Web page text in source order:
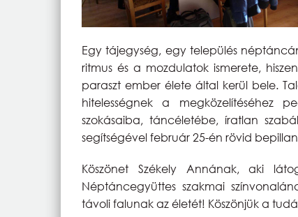
Egy tájegység, egy település
ritmus és a mozdulatok ismerete,
paraszt ember élete által kerül bele.
hitelességnek a megközelítéséhez
szokásaiba, táncéletébe, íratlan
segítségével február 25-én rövid
Köszönet Székely Annának, aki
Néptáncegyüttes szakmai
távoli falunak az életét! Köszönjük a